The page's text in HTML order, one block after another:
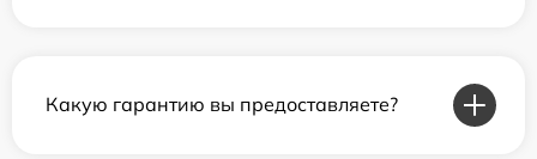
Какую гарантию вы предоставляете?